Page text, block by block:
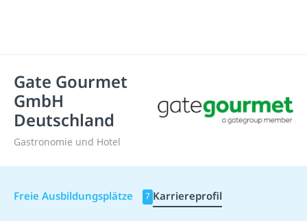
Gate Gourmet
GmbH
Deutschland
Gastronomie und Hotel
Freie Ausbildungsplätze 7 Karriereprofil